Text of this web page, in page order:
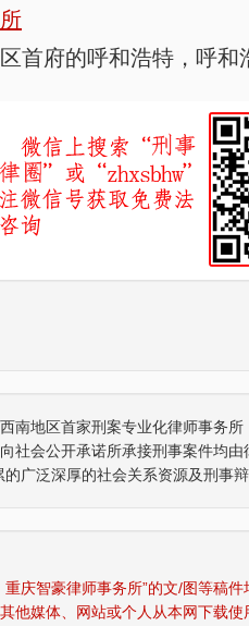
首府的呼和浩特，呼和
南地区首家刑案专业化律师事务
社会公开承诺所承接刑事案件均
广泛深厚的社会关系资源及刑事
重庆智豪律师事务所”的文/图等稿
他媒体、网站或个人从本网下载